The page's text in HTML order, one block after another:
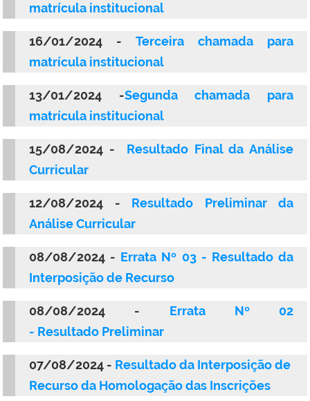
matrícula institucional
16/01/2024 - Terceira chamada para
matrícula institucional
13/01/2024 -Segunda chamada para
matrícula institucional
15/08/2024 -
Resultado Final da Análise
Curricular
12/08/2024 - Resultado Preliminar da
Análise Curricular
08/08/2024 - Errata Nº 03 - Resultado da
Interposição de Recurso
08/08/2024 - Errata Nº 02
- Resultado Preliminar
07/08/2024 - Resultado da Interposição de
Recurso da Homologação das Inscrições